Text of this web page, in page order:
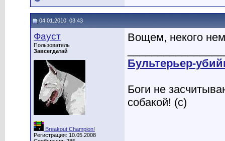
04.01.2010, 03:43
Фауст
Пользователь
Завсегдатай
Breakout Champion!
Регистрация: 10.05.2008
Вощем, некого
Бультерьер-
Боги не
собакой! (с)